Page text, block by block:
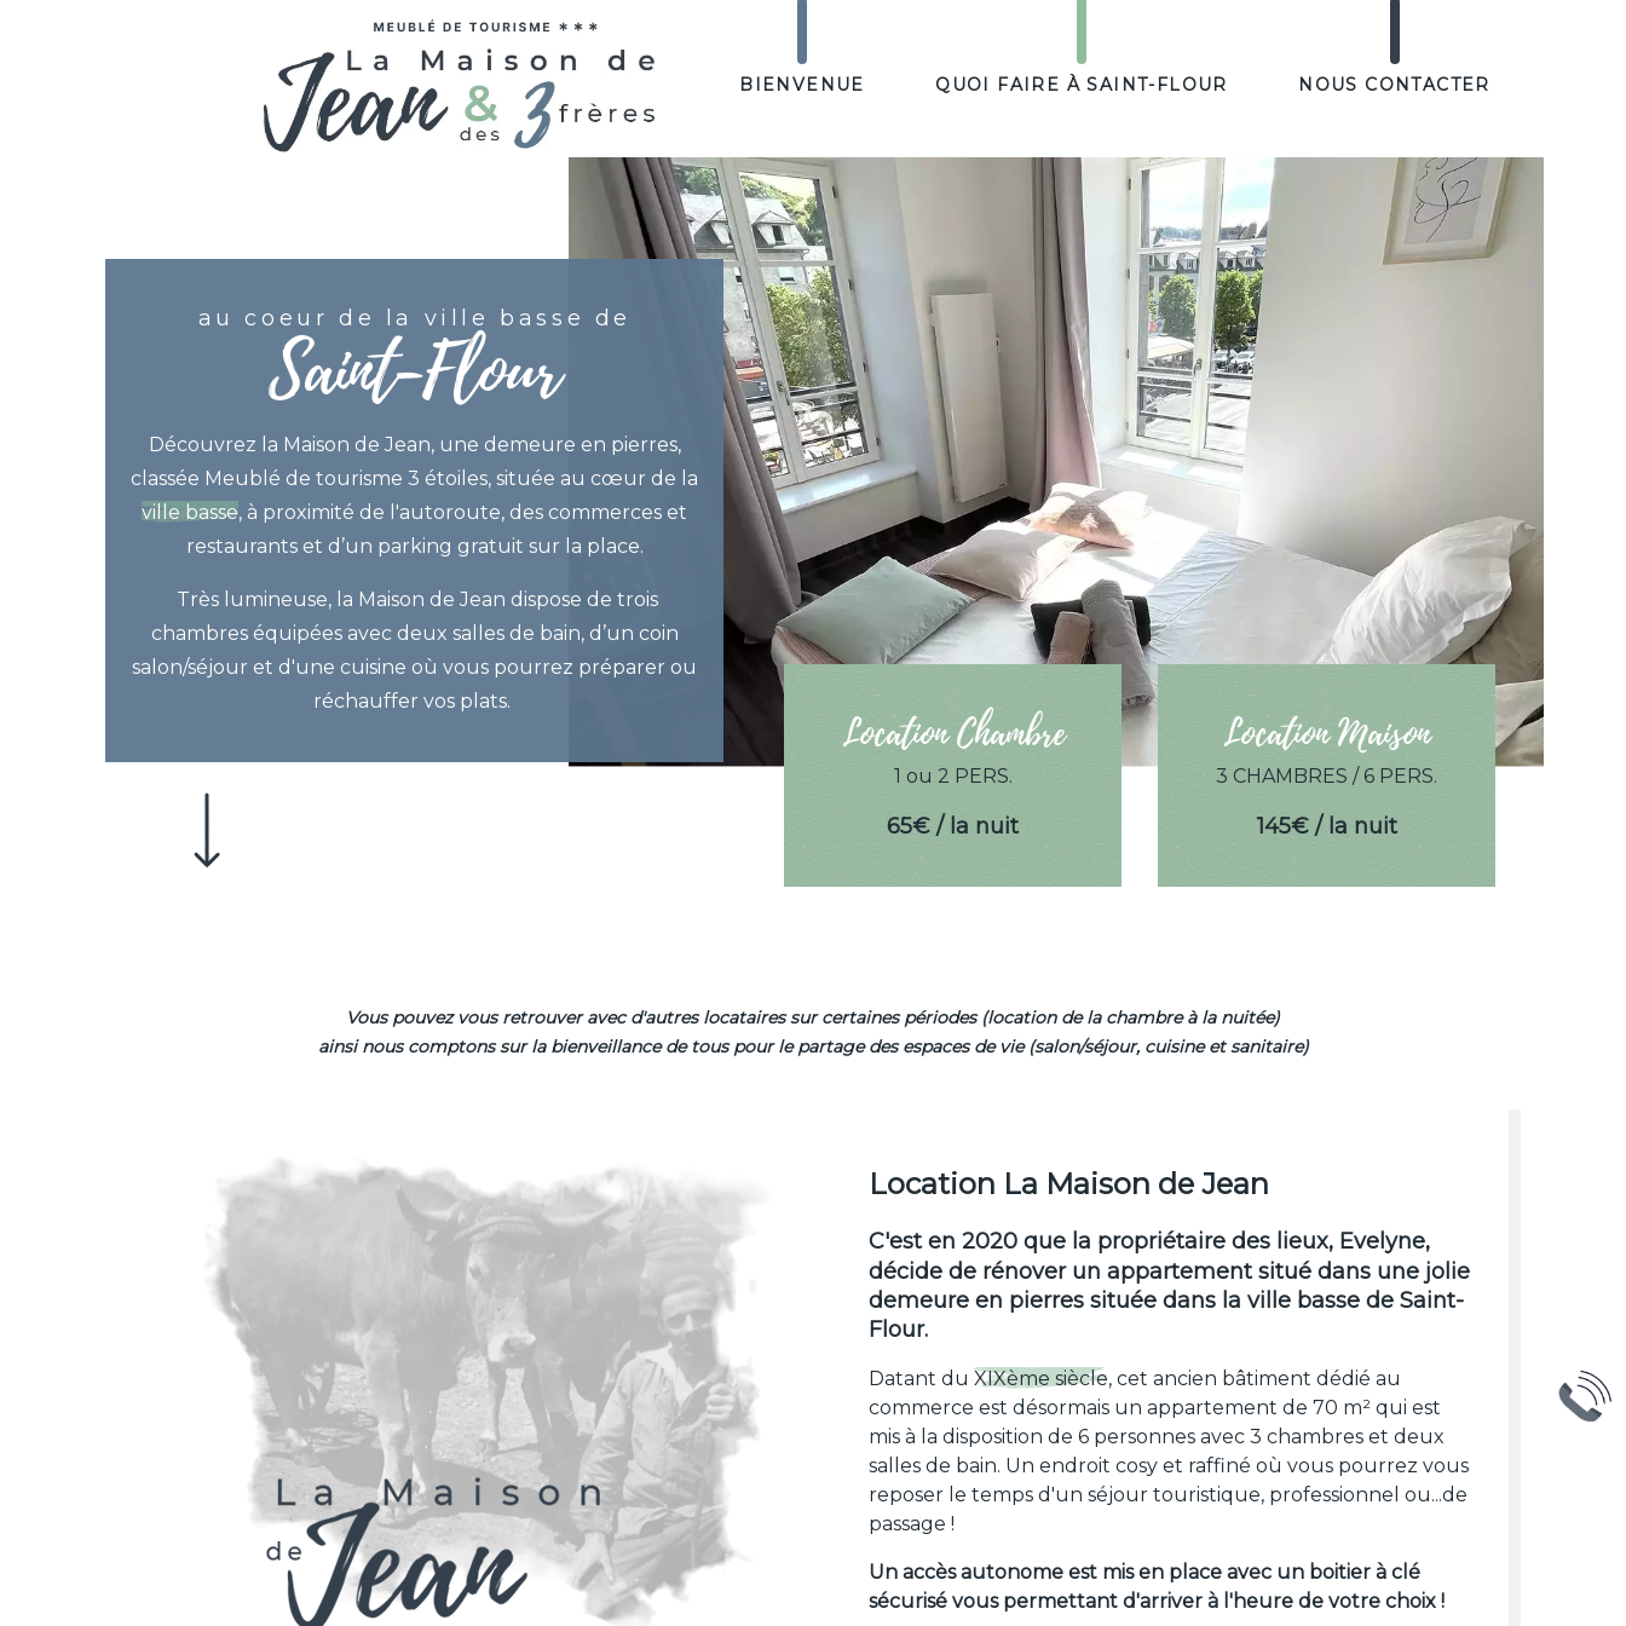
BIENVENUE QUOI FAIRE À SAINT-FLOUR NOUS CONTACTER
au coeur de la ville basse de
Saint-Flour
Découvrez la Maison de Jean, une demeure en pierres,
classée Meublé de tourisme 3 étoiles, située au cœur de la
ville basse, à proximité de l'autoroute, des commerces et
restaurants et d’un parking gratuit sur la place.
Très lumineuse, la Maison de Jean dispose de trois
chambres équipées avec deux salles de bain, d’un coin
salon/séjour et d'une cuisine où vous pourrez préparer ou
réchauffer vos plats.
Location Chambre
1 ou 2 PERS.
65€ / la nuit
Location Maison
3 CHAMBRES / 6 PERS.
145€ / la nuit
Vous pouvez vous retrouver avec d'autres locataires sur certaines périodes (location de la chambre à la nuitée)
ainsi nous comptons sur la bienveillance de tous pour le partage des espaces de vie (salon/séjour, cuisine et sanitaire)
Location La Maison de Jean
C'est en 2020que la propriétaire des lieux, Evelyne,
décide de rénover un appartement situé dans une jolie
demeure en pierres située dans la ville basse de Saint-
Flour.
Datant du XIXème siècle, cet ancien bâtiment dédié au
commerce est désormais un appartement de 70 m² qui est
mis à la disposition de 6 personnes avec 3 chambres et deux
salles de bain. Un endroit cosy et raffiné où vous pourrez vous
reposer le temps d'un séjour touristique, professionnel ou...de
passage !
Un accès autonome est mis en place avec un boitier à clé
sécurisé vous permettant d'arriver à l'heure de votre choix !